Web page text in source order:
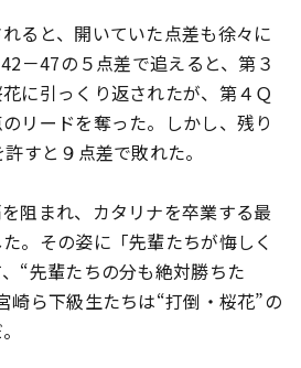
ると、開いていた点差も徐々に
－47の５点差で追えると、第３
に引っくり返されたが、第４Ｑ
リードを奪った。しかし、残り
すと９点差で敗れた。
阻まれ、カタリナを卒業する最
。その姿に「先輩たちが悔しく
“先輩たちの分も絶対勝ちた
崎ら下級生たちは“打倒・桜花”の